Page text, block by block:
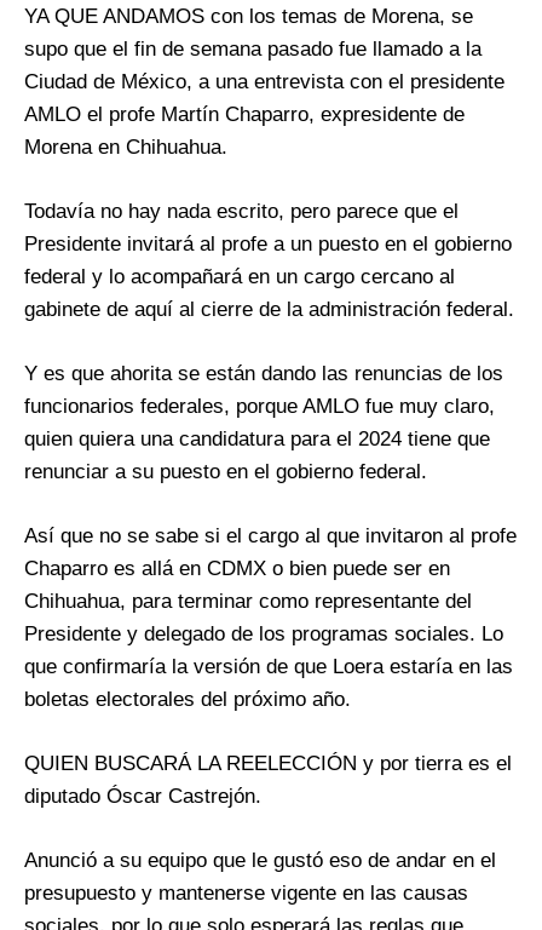
YA QUE ANDAMOS con los temas de Morena, se
supo que el fin de semana pasado fue llamado a la
Ciudad de México, a una entrevista con el presidente
AMLO el profe Martín Chaparro, expresidente de
Morena en Chihuahua.
Todavía no hay nada escrito, pero parece que el
Presidente invitará al profe a un puesto en el gobierno
federal y lo acompañará en un cargo cercano al
gabinete de aquí al cierre de la administración federal.
Y es que ahorita se están dando las renuncias de los
funcionarios federales, porque AMLO fue muy claro,
quien quiera una candidatura para el 2024 tiene que
renunciar a su puesto en el gobierno federal.
Así que no se sabe si el cargo al que invitaron al profe
Chaparro es allá en CDMX o bien puede ser en
Chihuahua, para terminar como representante del
Presidente y delegado de los programas sociales. Lo
que confirmaría la versión de que Loera estaría en las
boletas electorales del próximo año.
QUIEN BUSCARÁ LA REELECCIÓN y por tierra es el
diputado Óscar Castrejón.
Anunció a su equipo que le gustó eso de andar en el
presupuesto y mantenerse vigente en las causas